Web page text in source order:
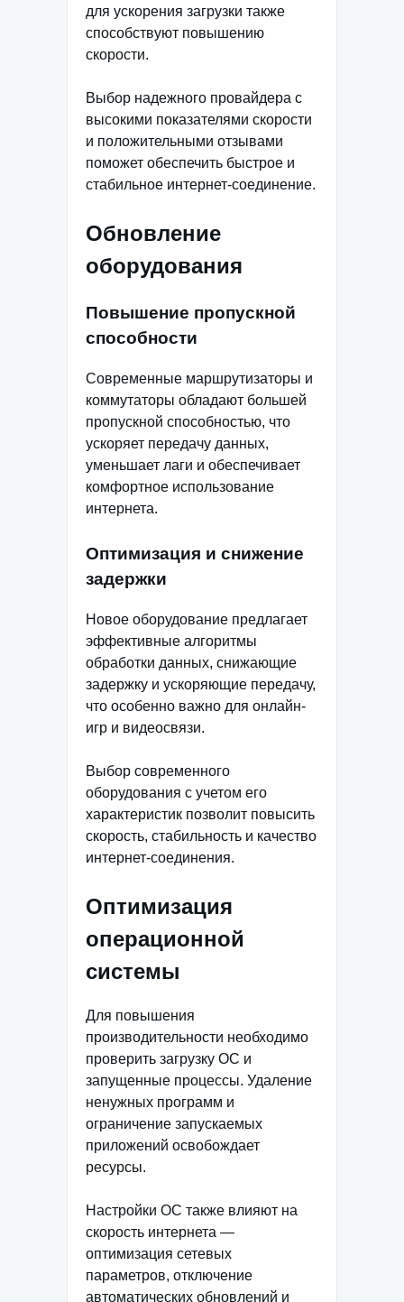
для ускорения загрузки также
способствуют повышению
скорости.
Выбор надежного провайдера с
высокими показателями скорости
и положительными отзывами
поможет обеспечить быстрое и
стабильное интернет-соединение.
Обновление
оборудования
Повышение пропускной
способности
Современные маршрутизаторы и
коммутаторы обладают большей
пропускной способностью, что
ускоряет передачу данных,
уменьшает лаги и обеспечивает
комфортное использование
интернета.
Оптимизация и снижение
задержки
Новое оборудование предлагает
эффективные алгоритмы
обработки данных, снижающие
задержку и ускоряющие передачу,
что особенно важно для онлайн-
игр и видеосвязи.
Выбор современного
оборудования с учетом его
характеристик позволит повысить
скорость, стабильность и качество
интернет-соединения.
Оптимизация
операционной
системы
Для повышения
производительности необходимо
проверить загрузку ОС и
запущенные процессы. Удаление
ненужных программ и
ограничение запускаемых
приложений освобождает
ресурсы.
Настройки ОС также влияют на
скорость интернета —
оптимизация сетевых
параметров, отключение
автоматических обновлений и